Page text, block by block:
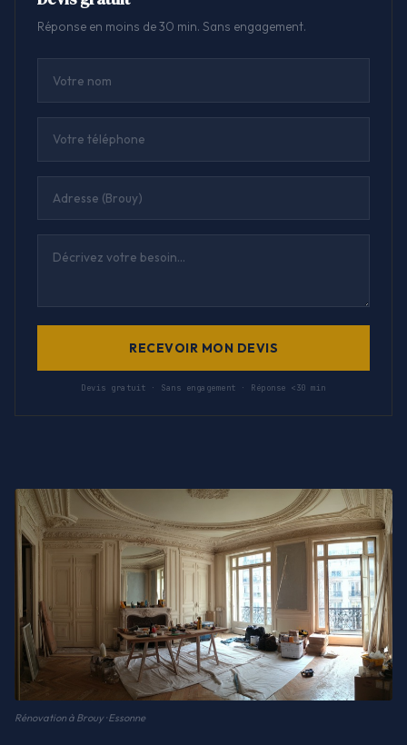
Réponse en moins de 30 min. Sans engagement.
RECEVOIR MON DEVIS
Devis gratuit · Sans engagement · Réponse <30 min
Rénovation à Brouy · Essonne